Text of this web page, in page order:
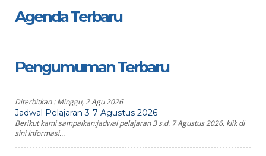
Agenda Terbaru
Pengumuman Terbaru
Diterbitkan :Minggu, 2 Agu 2026
Jadwal Pelajaran 3-7 Agustus 2026
Berikut kami sampaikan:jadwal pelajaran 3 s.d. 7 Agustus 2026, klik di
sini Informasi...